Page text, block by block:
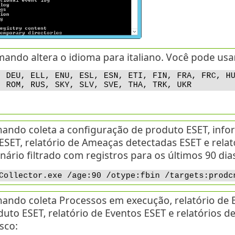
altera o idioma para italiano. Você pode
DEU, ELL, ENU, ESL, ESN, ETI, FIN, FRA, FRC,
ROM, RUS, SKY, SLV, SVE, THA, TRK, UKR
coleta a configuração de produto ESET,
relatório de Ameaças detectadas ESET e
filtrado com registros para os últimos 90
/age:90 /otype:fbin /
coleta Processos em execução, relatório de
ESET, relatório de Eventos ESET e relatórios